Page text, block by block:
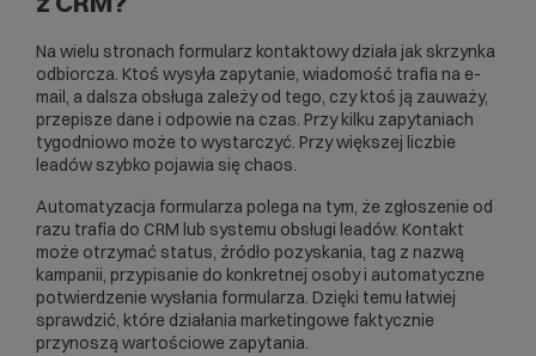
Na wielu stronach formularz kontaktowy działa jak skrzynka
odbiorcza. Ktoś wysyła zapytanie, wiadomość trafia na e-
mail, a dalsza obsługa zależy od tego, czy ktoś ją zauważy,
przepisze dane i odpowie na czas. Przy kilku zapytaniach
tygodniowo może to wystarczyć. Przy większej liczbie
leadów szybko pojawia się chaos.
Automatyzacja formularza polega na tym, że zgłoszenie od
razu trafia do CRM lub systemu obsługi leadów. Kontakt
może otrzymać status, źródło pozyskania, tag z nazwą
kampanii, przypisanie do konkretnej osoby i automatyczne
potwierdzenie wysłania formularza. Dzięki temu łatwiej
sprawdzić, które działania marketingowe faktycznie
przynoszą wartościowe zapytania.